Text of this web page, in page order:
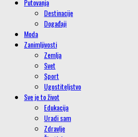
Putovanja
Destinacije
Događaji
Moda
Zanimljivosti
Zemlja
Svet
Sport
Ugostiteljstvo
Sve je to život
Edukacija
Uradi sam
Zdravlje